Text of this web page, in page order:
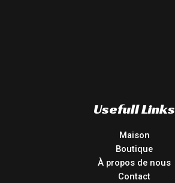
Usefull Links
Maison
Boutique
À propos de nous
Contact